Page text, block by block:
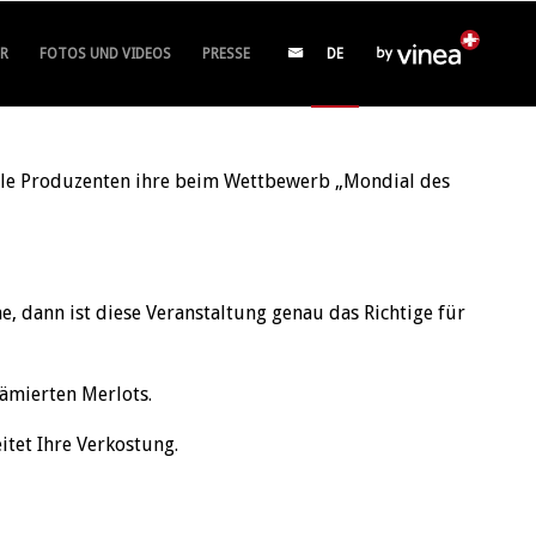
FOTOS UND VIDEOS PRESSE DE
Produzenten ihre beim Wettbewerb „Mondial des
dann ist diese Veranstaltung genau das Richtige für
Merlots.
Ihre Verkostung.